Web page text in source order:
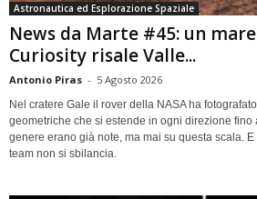
Astronautica ed Esplorazione Spaziale
News da Marte #45: un
Curiosity risale Valle...
Antonio Piras - 5 Agosto 2026
Nel cratere Gale il rover della NASA ha
geometriche che si estende in ogni direzione fino
genere erano già note, ma mai su questa scala.
team non si sbilancia.